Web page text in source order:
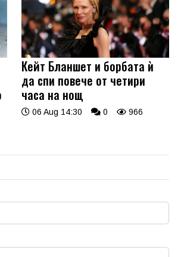
Кейт Бланшет и борбата ѝ
да спи повече от четири
часа на нощ
06 Aug 14:30 0 966